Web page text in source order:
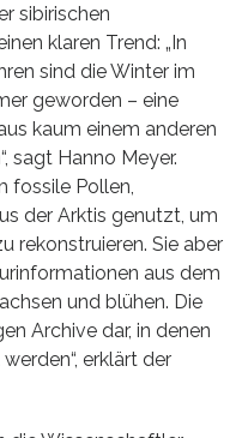
sibirischen
klaren Trend: „In
sind die Winter im
geworden – eine
kaum einem anderen
sagt Hanno Meyer.
fossile Pollen,
der Arktis genutzt, um
rekonstruieren. Sie aber
aus dem
und blühen. Die
Archive dar, in denen
erklärt der